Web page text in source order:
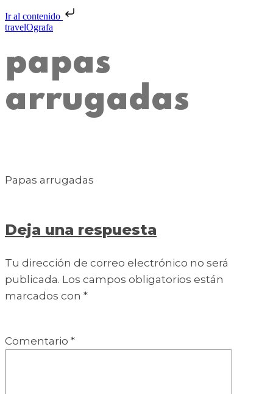
Ir al contenido
travelOgrafa
papas
arrugadas
Papas arrugadas
Deja una respuesta
Tu dirección de correo electrónico no será
publicada. Los campos obligatorios están
marcados con *
Comentario *